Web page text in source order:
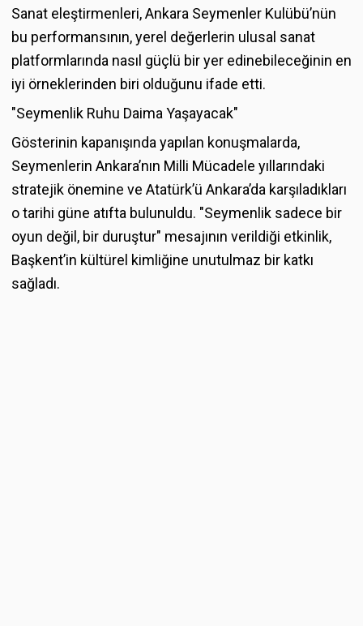
Sanat eleştirmenleri, Ankara Seymenler Kulübü’nün
bu performansının, yerel değerlerin ulusal sanat
platformlarında nasıl güçlü bir yer edinebileceğinin en
iyi örneklerinden biri olduğunu ifade etti.
"Seymenlik Ruhu Daima Yaşayacak"
Gösterinin kapanışında yapılan konuşmalarda,
Seymenlerin Ankara’nın Milli Mücadele yıllarındaki
stratejik önemine ve Atatürk’ü Ankara’da karşıladıkları
o tarihi güne atıfta bulunuldu. "Seymenlik sadece bir
oyun değil, bir duruştur" mesajının verildiği etkinlik,
Başkent’in kültürel kimliğine unutulmaz bir katkı
sağladı.